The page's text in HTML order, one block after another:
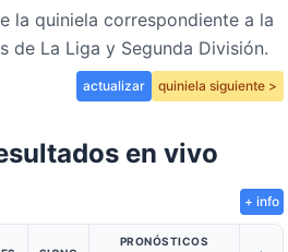
la quiniela correspondiente a la
de La Liga y Segunda División.
actualizar quiniela siguiente >
en vivo
+ info
PRONÓSTICOS